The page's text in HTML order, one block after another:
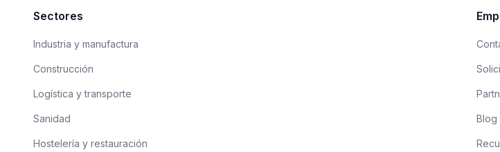
Sectores
Industria y manufactura
Construcción
Logística y transporte
Sanidad
Hostelería y restauración
Blog